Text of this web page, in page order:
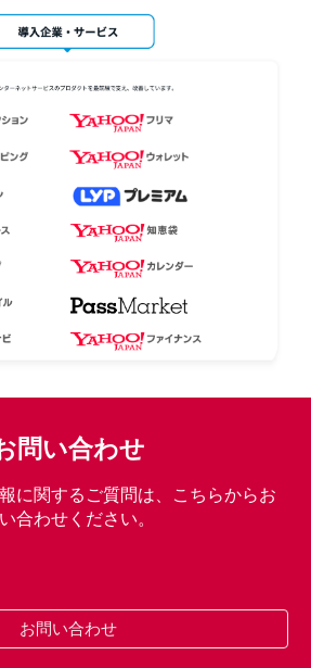
問い合わせ
に関するご質問は、こちらからお
合わせください。
お問い合わせ